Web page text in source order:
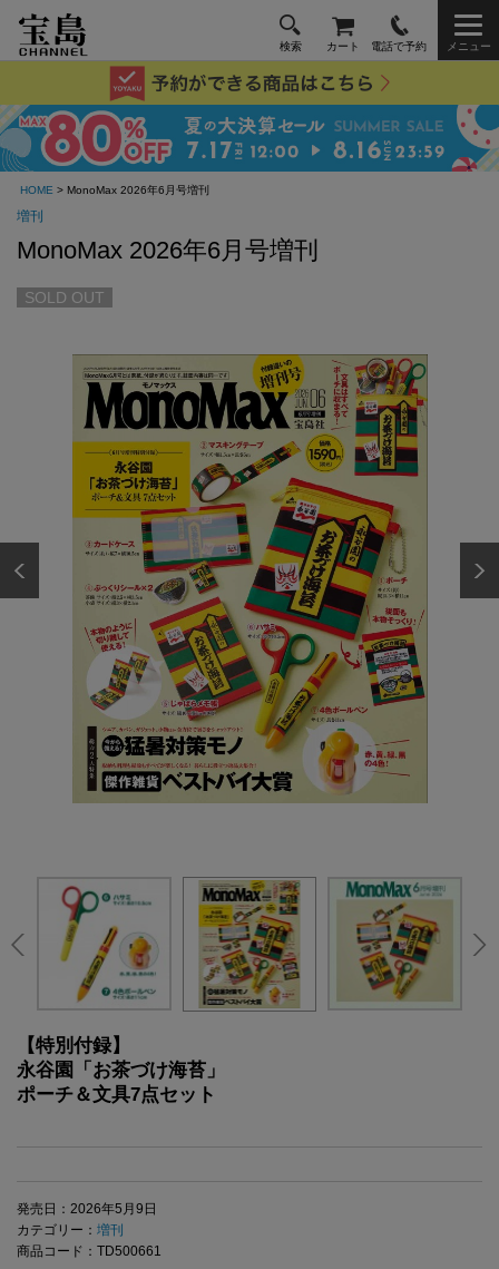
検索 カート 電話で予約 メニュー
HOME > MonoMax 2026年6月号増刊
増刊
MonoMax 2026年6月号増刊
SOLD OUT
【特別付録】
永谷園「お茶づけ海苔」
ポーチ＆文具7点セット
発売日：2026年5月9日
カテゴリー： 増刊
商品コード：TD500661